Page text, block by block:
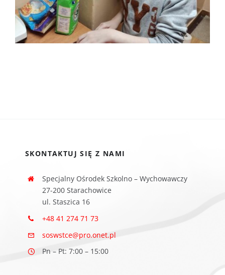
SKONTAKTUJ SIĘ Z NAMI
Specjalny Ośrodek Szkolno – Wychowawczy
27-200 Starachowice
ul. Staszica 16
+48 41 274 71 73
soswstce@pro.onet.pl
Pn – Pt: 7:00 – 15:00